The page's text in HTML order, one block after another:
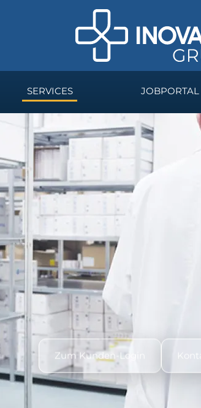
SERVICES JOBPORTAL
Zum Kunden-Login